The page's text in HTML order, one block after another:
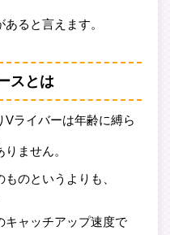
ると言えます。
スとは
ライバーは年齢に縛ら
ません。
のというよりも、
キャッチアップ速度で